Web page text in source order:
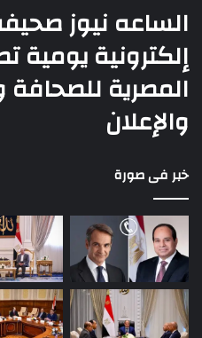
الساعه نيوز
إلكترونية يومية
المصرية للصحافة
والإعلان
خبر فى صورة